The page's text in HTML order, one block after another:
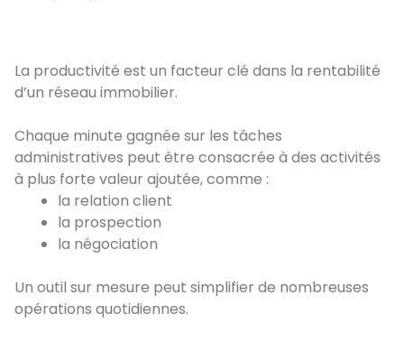
La productivité est un facteur clé dans la rentabilité
d’un réseau immobilier.
Chaque minute gagnée sur les tâches
administratives peut être consacrée à des activités
à plus forte valeur ajoutée, comme :
la relation client
la prospection
la négociation
Un outil sur mesure peut simplifier de nombreuses
opérations quotidiennes.